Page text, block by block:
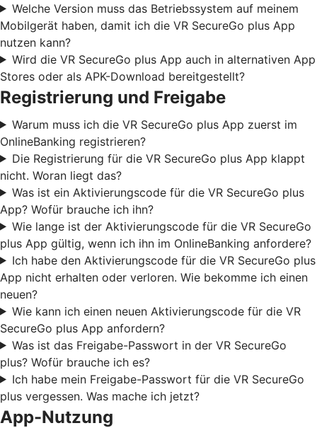
Welche Version muss das Betriebssystem auf meinem
Mobilgerät haben, damit ich die VR SecureGo plus App
nutzen kann?
Wird die VR SecureGo plus App auch in alternativen App
Stores oder als APK-Download bereitgestellt?
Registrierung und Freigabe
Warum muss ich die VR SecureGo plus App zuerst im
OnlineBanking registrieren?
Die Registrierung für die VR SecureGo plus App klappt
nicht. Woran liegt das?
Was ist ein Aktivierungscode für die VR SecureGo plus
App? Wofür brauche ich ihn?
Wie lange ist der Aktivierungscode für die VR SecureGo
plus App gültig, wenn ich ihn im OnlineBanking anfordere?
Ich habe den Aktivierungscode für die VR SecureGo plus
App nicht erhalten oder verloren. Wie bekomme ich einen
neuen?
Wie kann ich einen neuen Aktivierungscode für die VR
SecureGo plus App anfordern?
Was ist das Freigabe-Passwort in der VR SecureGo
plus? Wofür brauche ich es?
Ich habe mein Freigabe-Passwort für die VR SecureGo
plus vergessen. Was mache ich jetzt?
App-Nutzung